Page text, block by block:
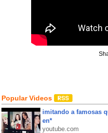
Popular Videos
imitando a famosas
en*
youtube.com